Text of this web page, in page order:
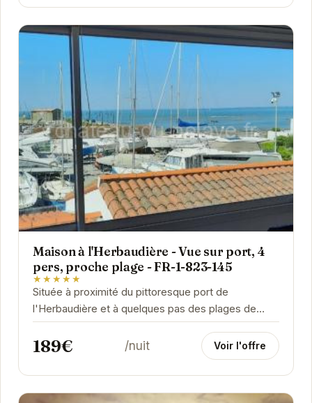
Maison à l'Herbaudière - Vue sur port, 4
pers, proche plage - FR-1-823-145
★★★★★
Située à proximité du pittoresque port de
l'Herbaudière et à quelques pas des plages de
sable fin, cette maison de vacances offre un
cadre...
189€ /nuit Voir l'offre